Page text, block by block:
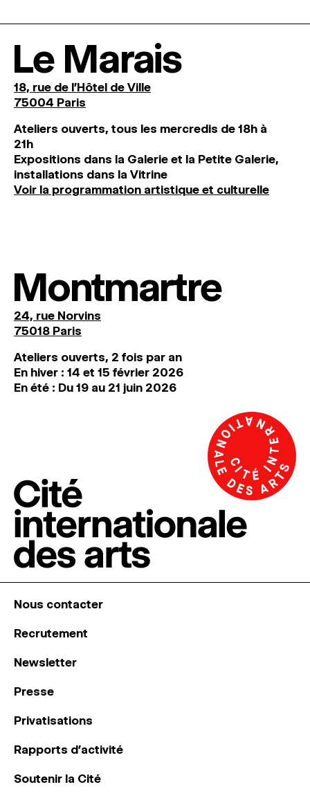
Le Marais
18, rue de l'Hôtel de Ville
75004 Paris
Ateliers ouverts, tous les mercredis de 18h à
21h
Expositions dans la Galerie et la Petite Galerie,
installations dans la Vitrine
Voir la programmation artistique et culturelle
Montmartre
24, rue Norvins
75018 Paris
Ateliers ouverts, 2 fois par an
En hiver : 14 et 15 février 2026
En été : Du 19 au 21 juin 2026
Nous contacter
Recrutement
Newsletter
Presse
Privatisations
Rapports d’activité
Soutenir la Cité